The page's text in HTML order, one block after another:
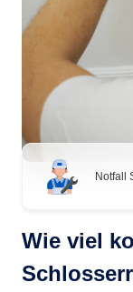
Notfall
Wie viel